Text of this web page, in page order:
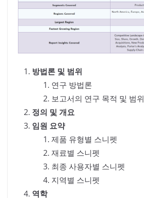
방법론 및 범위
연구 방법론
보고서의 연구 목적 및 범위
정의 및 개요
임원 요약
제품 유형별 스니펫
재료별 스니펫
최종 사용자별 스니펫
지역별 스니펫
역학